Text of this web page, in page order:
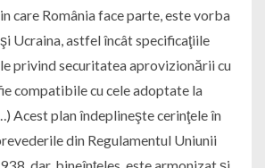
care România face parte, este vorba
Ucraina, astfel încât specificaţiile
privind securitatea aprovizionării cu
compatibile cu cele adoptate la
Acest plan îndeplineşte cerinţele în
din Regulamentul Uniunii